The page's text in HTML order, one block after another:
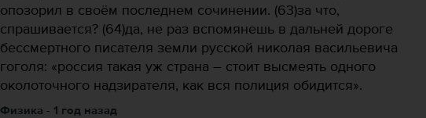
опозорил в своём последнем сочинении. (63)за что,
спрашивается? (64)да, не раз вспомянешь в дальней дороге
бессмертного писателя земли русской николая васильевича
гоголя: «россия такая уж страна – стоит высмеять одного
околоточного надзирателя, как вся полиция обидится».
Физика - 1 год назад